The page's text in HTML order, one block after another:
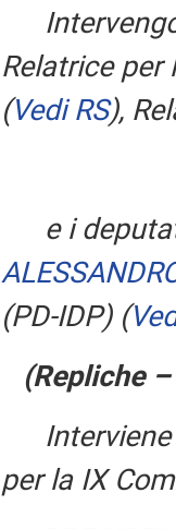
Relatrice
(Vedi RS),
e i
(PD-IDP) (
(Repliche
per la IX